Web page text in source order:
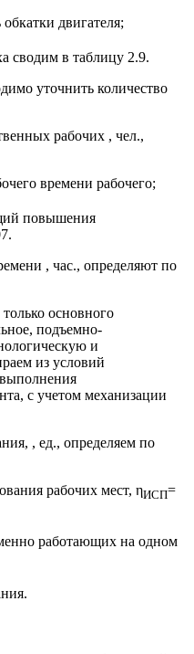
двигателя;
сводим в таблицу 2.9.
уточнить количество
рабочих , чел.,
времени рабочего;
повышения
η=1,07.
, час., определяют по
основного
подъемно-
и
из условий
с учетом механизации
, ед., определяем по
рабочих мест, ηИСП=
работающих на одном